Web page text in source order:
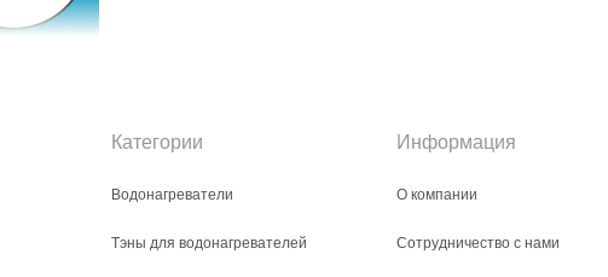
Категории
Водонагреватели
Тэны для водонагревателей
Информация
О компании
Сотрудничество с нами